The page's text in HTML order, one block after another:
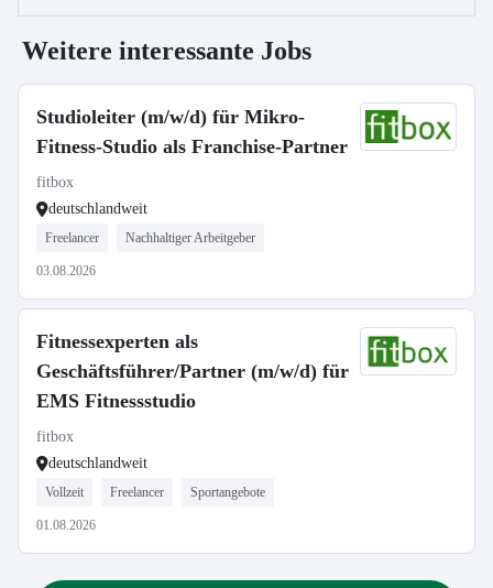
Weitere interessante Jobs
Studioleiter (m/w/d) für Mikro-
Fitness-Studio als Franchise-Partner
fitbox
deutschlandweit
Freelancer Nachhaltiger Arbeitgeber
03.08.2026
Fitnessexperten als
Geschäftsführer/Partner (m/w/d) für
EMS Fitnessstudio
fitbox
deutschlandweit
Vollzeit Freelancer Sportangebote
01.08.2026